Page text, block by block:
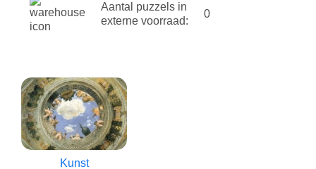
Aantal puzzels in
externe voorraad:
0
Kunst